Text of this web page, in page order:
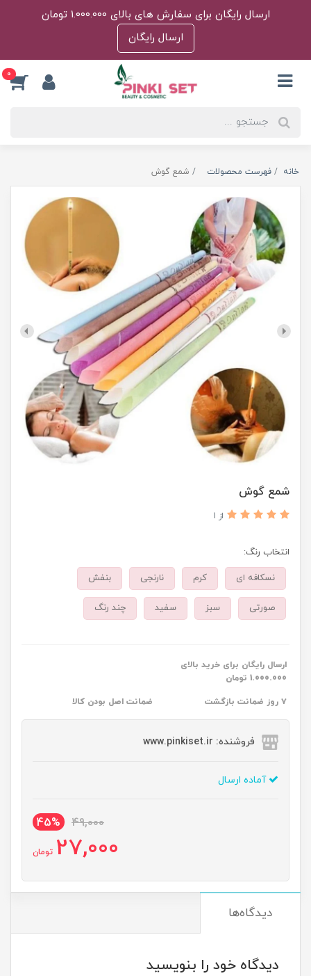
ارسال رایگان برای سفارش های بالای 1.000.000 تومان
ارسال رایگان
0
خانه فهرست محصولات شمع گوش
شمع گوش
از 1
انتخاب رنگ:
نسکافه ای کرم نارنجی بنفش
صورتی سبز سفید چند رنگ
ارسال رایگان برای خرید بالای
1.000.000 تومان
۷ روز ضمانت بازگشت ضمانت اصل بودن کالا
فروشنده: www.pinkiset.ir
آماده ارسال
49,000
45%
27,000 تومان
دیدگاه‌ها
دیدگاه خود را بنویسید